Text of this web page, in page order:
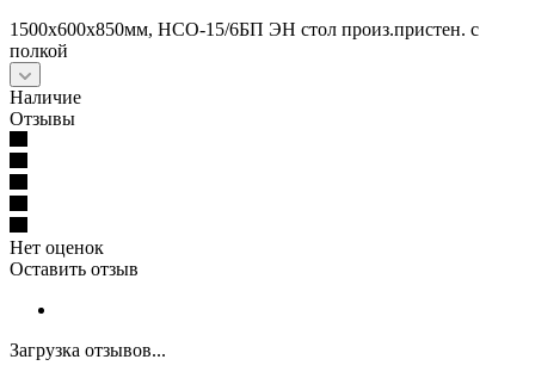
1500х600х850мм, НСО-15/6БП ЭН стол произ.пристен. с
полкой
Наличие
Отзывы
Нет оценок
Оставить отзыв
Загрузка отзывов...